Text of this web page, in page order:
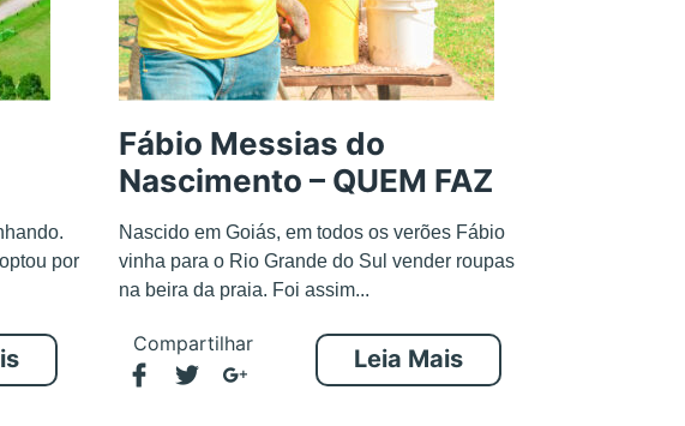
por
Fábio Messias do
Nascimento – QUEM FAZ
Nascido em Goiás, em todos os verões Fábio
vinha para o Rio Grande do Sul vender roupas
na beira da praia. Foi assim...
Compartilhar
Leia Mais